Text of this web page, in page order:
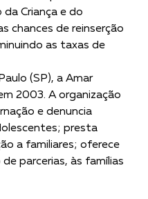
Criança e do
chances de reinserção
as taxas de
(SP), a Amar
2003. A organização
e denuncia
presta
a familiares; oferece
parcerias, às famílias